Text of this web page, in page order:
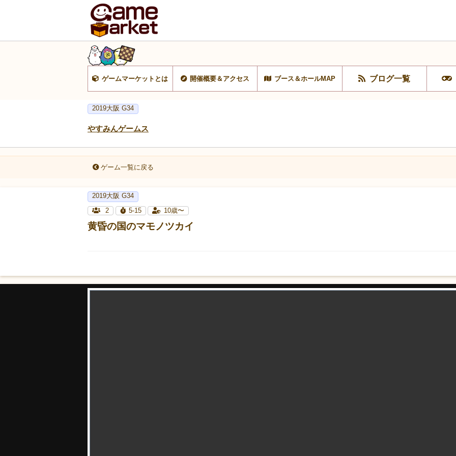
ゲームマーケットとは 開催概要＆アクセス ブース＆ホールMAP ブログ一覧
2019大阪 G34
やすみんゲームス
ゲーム一覧に戻る
2019大阪 G34
2
5-15 10歳〜
黄昏の国のマモノツカイ